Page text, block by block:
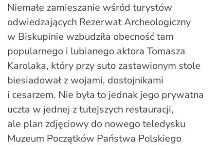
Niemałe zamieszanie wśród turystów
odwiedzających Rezerwat Archeologiczny
w Biskupinie wzbudziła obecność tam
popularnego i lubianego aktora Tomasza
Karolaka, który przy suto zastawionym stole
biesiadował z wojami, dostojnikami
i cesarzem. Nie była to jednak jego prywatna
uczta w jednej z tutejszych restauracji,
ale plan zdjęciowy do nowego teledysku
Muzeum Początków Państwa Polskiego